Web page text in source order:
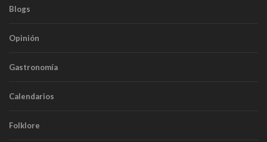
Blogs
Opinión
Gastronomía
Calendarios
Folklore